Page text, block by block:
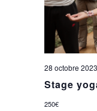
28 octobre
Stage
250€